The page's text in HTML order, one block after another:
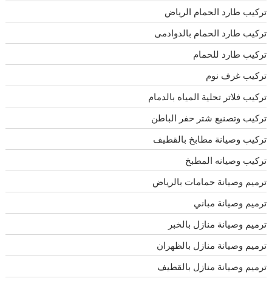
تركيب طارد الحمام الرياض
تركيب طارد الحمام بالدوادمى
تركيب طارد للحمام
تركيب غرف نوم
تركيب فلاتر تحلية المياه بالدمام
تركيب وتصنيع شتر حفر الباطن
تركيب وصيانة مطابخ بالقطيف
تركيب وصيانه المطبخ
ترميم وصيانة حمامات بالرياض
ترميم وصيانة مباني
ترميم وصيانة منازل بالخبر
ترميم وصيانة منازل بالظهران
ترميم وصيانة منازل بالقطيف